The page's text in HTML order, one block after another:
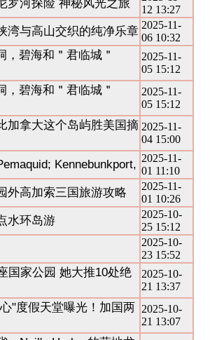
罗河探险 神秘风光之旅
12 13:27
湾与高山交织的纯净乐章 2025-11-
06 10:32
，碧海和＂君临城＂
2025-11-
05 15:12
，碧海和＂君临城＂
2025-11-
05 15:12
加拿大这个岛屿胜美国摘 2025-11-
04 15:00
Kennebunkport, 2025-11-
01 11:10
外高加索三国旅游攻略
2025-11-
01 10:26
水环岛游
2025-10-
25 15:12
2025-10-
23 15:52
国家公园 她大推10处绝
2025-10-
21 13:37
"度假天堂曝光！加国两
2025-10-
21 13:07